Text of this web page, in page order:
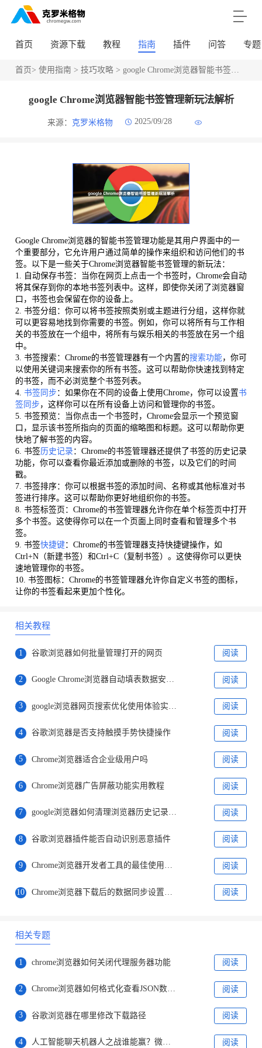
首页 资源下载 教程 指南 插件 问答 专题
首页> 使用指南 > 技巧攻略> google Chrome浏览器智能书签管理新玩法解析
google Chrome浏览器智能书签管理新玩法解析
来源： 克罗米格物 2025/09/28
Google Chrome浏览器的智能书签管理功能是其用户界面中的一
个重要部分，它允许用户通过简单的操作来组织和访问他们的书
签。以下是一些关于Chrome浏览器智能书签管理的新玩法：
1. 自动保存书签：当你在网页上点击一个书签时，Chrome会自动
将其保存到你的本地书签列表中。这样，即使你关闭了浏览器窗
口，书签也会保留在你的设备上。
2. 书签分组：你可以将书签按照类别或主题进行分组，这样你就
可以更容易地找到你需要的书签。例如，你可以将所有与工作相
关的书签放在一个组中，将所有与娱乐相关的书签放在另一个组
中。
3. 书签搜索：Chrome的书签管理器有一个内置的搜索功能 ，你可
以使用关键词来搜索你的所有书签。这可以帮助你快速找到特定
的书签，而不必浏览整个书签列表。
4. 书签同步 ：如果你在不同的设备上使用Chrome，你可以设置书
签同步 ，这样你可以在所有设备上访问和管理你的书签。
5. 书签预览：当你点击一个书签时，Chrome会显示一个预览窗
口，显示该书签所指向的页面的缩略图和标题。这可以帮助你更
快地了解书签的内容。
6. 书签历史记录 ：Chrome的书签管理器还提供了书签的历史记录
功能，你可以查看你最近添加或删除的书签，以及它们的时间
戳。
7. 书签排序：你可以根据书签的添加时间、名称或其他标准对书
签进行排序。这可以帮助你更好地组织你的书签。
8. 书签标签页：Chrome的书签管理器允许你在单个标签页中打开
多个书签。这使得你可以在一个页面上同时查看和管理多个书
签。
9. 书签快捷键：Chrome的书签管理器支持快捷键操作，如
Ctrl+N（新建书签）和Ctrl+C（复制书签）。这使得你可以更快
速地管理你的书签。
10. 书签图标：Chrome的书签管理器允许你自定义书签的图标，
让你的书签看起来更加个性化。
相关教程
1 谷歌浏览器如何批量管理打开的网页 阅读
2 Google Chrome浏览器自动填表数据安全性评测 阅读
3 阅读
4 谷歌浏览器是否支持触摸手势快捷操作 阅读
5 Chrome浏览器适合企业级用户吗 阅读
6 Chrome浏览器广告屏蔽功能实用教程 阅读
7 google浏览器如何清理浏览器历史记录和缓存 阅读
8 谷歌浏览器插件能否自动识别恶意插件 阅读
9 Chrome浏览器开发者工具的最佳使用技巧 阅读
10 阅读
相关专题
1 chrome浏览器如何关闭代理服务器功能 阅读
2 Chrome浏览器如何格式化查看JSON数据？ 阅读
3 谷歌浏览器在哪里修改下载路径 阅读
4 人工智能聊天机器人之战谁能赢？微软谷歌对决才刚刚开始 阅读